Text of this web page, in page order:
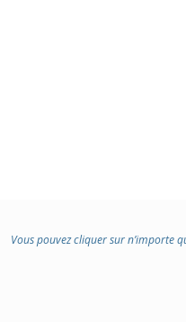
Vous pouvez cliquer sur n’importe